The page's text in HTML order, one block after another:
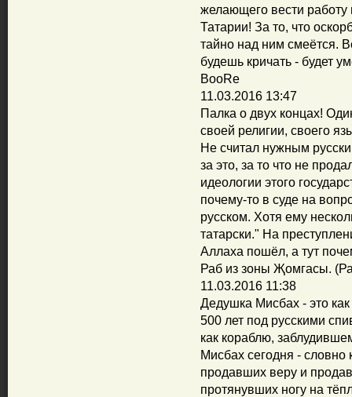
желающего вести работу
Татарии! За то, что
тайно над ним смеётся.
будешь кричать - будет
BooRe
11.03.2016 13:47
Палка о двух концах!
своей религии, своего
Не считал нужным
за это, за то что не
идеологии этого
почему-то в суде на
русском. Хотя ему
татарски." На
Аллаха пошёл, а тут
Раб из зоны Җомгасы.
11.03.2016 11:38
Дедушка Мисбах - это
500 лет под русскими
как кораблю,
Мисбах сегодня -
продавших веру и
протянувших ногу на